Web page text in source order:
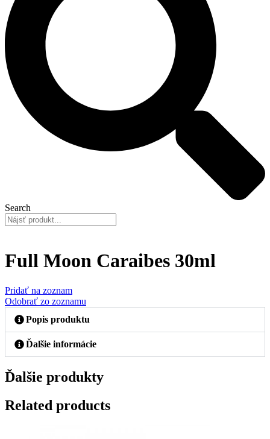
Search
Full Moon Caraibes 30ml
Pridať na zoznam
Odobrať zo zoznamu
Popis produktu
Ďalšie informácie
Ďalšie produkty
Related products